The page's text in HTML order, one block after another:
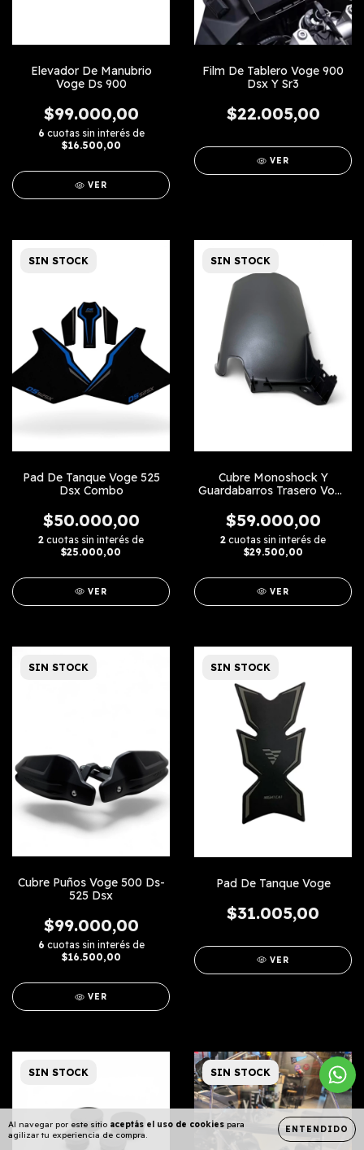
Al navegar por este sitio aceptás el uso de cookies para
agilizar tu experiencia de compra.
ENTENDIDO
Elevador De Manubrio
Voge Ds 900
$99.000,00
6 cuotas sin interés de
$16.500,00
VER
Film De Tablero Voge 900
Dsx Y Sr3
$22.005,00
VER
SIN STOCK
Pad De Tanque Voge 525
Dsx Combo
$50.000,00
2 cuotas sin interés de
$25.000,00
VER
SIN STOCK
Cubre Monoshock Y
Guardabarros Trasero Voge
$59.000,00
2 cuotas sin interés de
$29.500,00
VER
SIN STOCK
Cubre Puños Voge 500 Ds-
525 Dsx
$99.000,00
6 cuotas sin interés de
$16.500,00
VER
SIN STOCK
Pad De Tanque Voge
$31.005,00
VER
SIN STOCK SIN STOCK